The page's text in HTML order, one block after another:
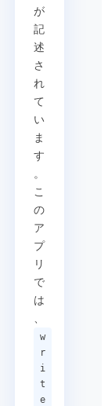
が
記
述
さ
れ
て
い
ま
す
。
こ
の
ア
プ
リ
で
は
、
w
r
i
t
e